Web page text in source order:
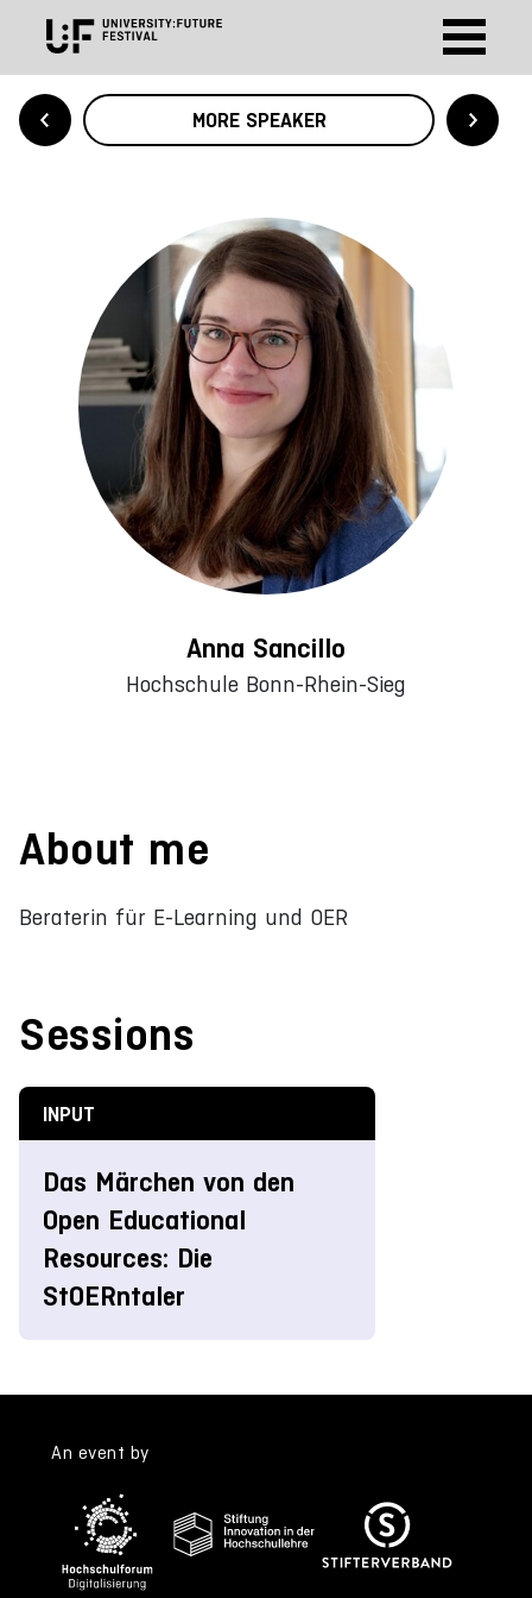
MORE SPEAKER
Anna Sancillo
Hochschule Bonn-Rhein-Sieg
About me
Beraterin für E-Learning und OER
Sessions
INPUT
Das Märchen von den
Open Educational
Resources: Die
StOERntaler
An event by